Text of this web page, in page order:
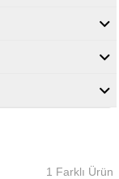
1 Farklı Ürün